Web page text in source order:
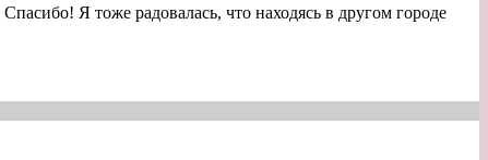
Я тоже радовалась, что находясь в другом городе